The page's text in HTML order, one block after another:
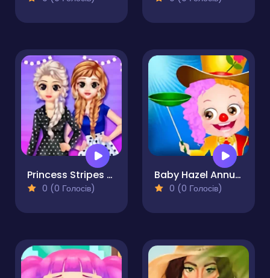
Princess Stripes Vs Dots
0 (0 Голосів)
Baby Hazel Annual Day
0 (0 Голосів)